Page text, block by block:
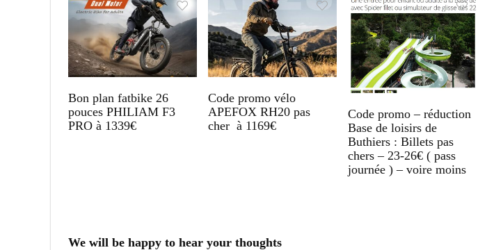
Bon plan fatbike 26
pouces PHILIAM F3
PRO à 1339€
Code promo vélo
APEFOX RH20 pas
cher à 1169€
Code promo – réduction
Base de loisirs de
Buthiers : Billets pas
chers – 23-26€ ( pass
journée ) – voire moins
We will be happy to hear your thoughts